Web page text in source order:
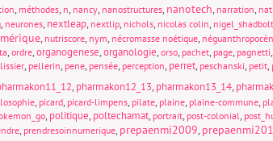
, méthodes, n, nancy, nanostructures, nanotech, narration,
, neurones, nextleap, nextlip, nichols, nicolas colin, nigel_shadbolt
, nutriscore, nym, nécromasse noétique,
, ordre,organogenese,organologie, orso, pachet, page, pagnetti,
, pellerin, pene, pensée, perception, perret, peschanski, petit,
, pharmakon12_13, pharmakon13_14,
, picard, picard-limpens, pilate, plaine, plaine-commune,
, politique, poltechamat, portrait, post-colonial,
, prendresoinnumerique, prepaenmi2009,